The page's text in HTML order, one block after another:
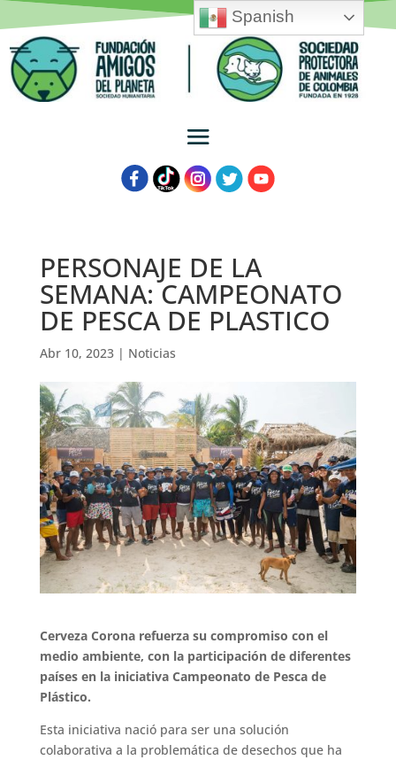
PERSONAJE DE LA
SEMANA: CAMPEONATO
DE PESCA DE PLASTICO
Abr 10, 2023| Noticias
Cerveza Corona refuerza su compromiso con el
medio ambiente, con la participación de diferentes
países en la iniciativa Campeonato de Pesca de
Plástico.
Esta iniciativa nació para ser una solución
colaborativa a la problemática de desechos que ha
Spanish